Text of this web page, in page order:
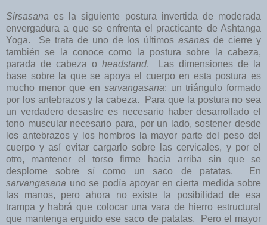
Sirsasanaes la siguiente postura invertida de moderada
envergadura a que se enfrenta el practicante de Ashtanga
Yoga. Se trata de uno de los últimosasanasde cierre y
también se la conoce como la postura sobre la cabeza,
parada de cabeza o headstand. Las dimensiones de la
base sobre la que se apoya el cuerpo en esta postura es
mucho menor que en sarvangasana: un triángulo formado
por los antebrazos y la cabeza. Para que la postura no sea
un verdadero desastre es necesario haber desarrollado el
tono muscular necesario para, por un lado, sostener desde
los antebrazos y los hombros la mayor parte del peso del
cuerpo y así evitar cargarlo sobre las cervicales, y por el
otro, mantener el torso firme hacia arriba sin que se
desplome sobre sí como un saco de patatas. En
sarvangasana uno se podía apoyar en cierta medida sobre
las manos, pero ahora no existe la posibilidad de esa
trampa y habrá que colocar una vara de hierro estructural
que mantenga erguido ese saco de patatas. Pero el mayor